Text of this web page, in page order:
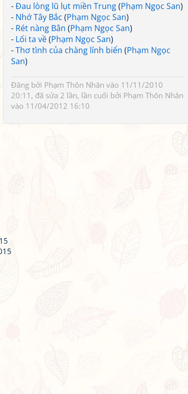
-Đau lòng lũ lụt miền Trung(Phạm Ngọc San)
- Nhớ Tây Bắc (Phạm Ngọc San)
- Rét nàng Bân (Phạm Ngọc San)
- Lối ta về(Phạm Ngọc San)
-Thơ tình của chàng lính biển (Phạm Ngọc
San)
Đăng bởi Phạm Thôn Nhân vào 11/11/2010
20:11, đã sửa 2 lần, lần cuối bởi Phạm Thôn Nhân
vào 11/04/2012 16:10